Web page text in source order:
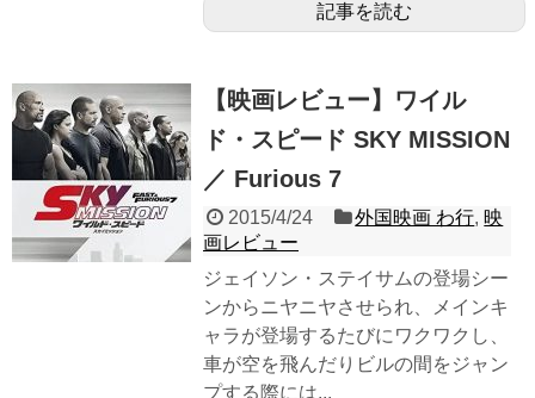
記事を読む
【映画レビュー】ワイル
ド・スピード SKY MISSION
／ Furious 7
2015/4/24 外国映画 わ行, 映
画レビュー
ジェイソン・ステイサムの登場シー
ンからニヤニヤさせられ、メインキ
ャラが登場するたびにワクワクし、
車が空を飛んだりビルの間をジャン
プする際には...